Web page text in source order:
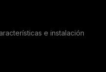
e instalación